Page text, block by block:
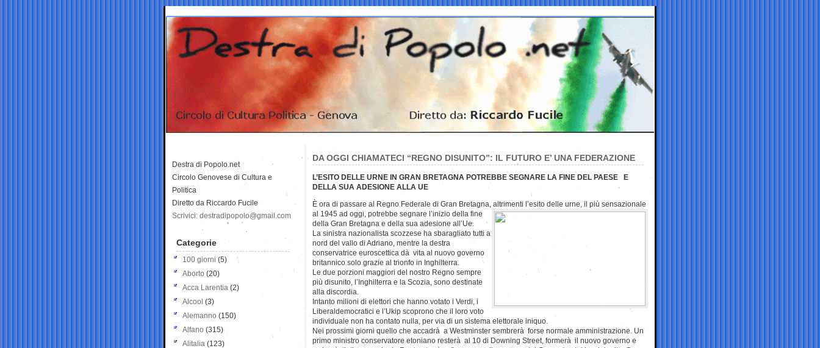
DA OGGI CHIAMATECI “REGNO DISUNITO”: IL FUTURO E’ UNA FEDERAZIONE
L’ESITO DELLE URNE IN GRAN BRETAGNA POTREBBE SEGNARE LA FINE DEL PAESE E
DELLA SUA ADESIONE ALLA UE
È ora di passare al Regno Federale di Gran Bretagna, altrimenti l’esito delle urne, il più sensazionale
al 1945 ad oggi, potrebbe segnare l’inizio della fine
della Gran Bretagna e della sua adesione all’Ue.
La sinistra nazionalista scozzese ha sbaragliato tutti a
nord del vallo di Adriano, mentre la destra
conservatrice euroscettica dà vita al nuovo governo
britannico solo grazie al trionfo in Inghilterra.
Le due porzioni maggiori del nostro Regno sempre
più disunito, l’Inghilterra e la Scozia, sono destinate
alla discordia.
Intanto milioni di elettori che hanno votato i Verdi, i
Liberaldemocratici e l’Ukip scoprono che il loro voto
individuale non ha contato nulla, per via di un sistema elettorale iniquo.
Nei prossimi giorni quello che accadrà a Westminster sembrerà forse normale amministrazione. Un
primo ministro conservatore etoniano resterà al 10 di Downing Street, formerà il nuovo governo e
Destra di Popolo.net
Circolo Genovese di Cultura e
Politica
Diretto da Riccardo Fucile
Scrivici: destradipopolo@gmail.com
Categorie
100 giorni (5)
Aborto (20)
Acca Larentia (2)
Alcool (3)
Alemanno (150)
Alfano (315)
Alitalia (123)